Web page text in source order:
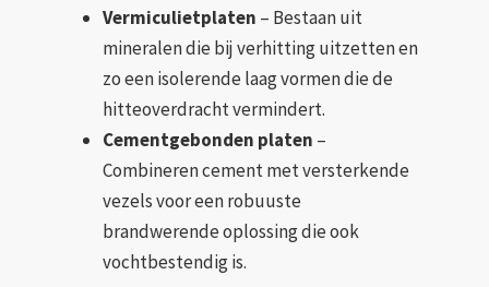
Vermiculietplaten – Bestaan uit
mineralen die bij verhitting uitzetten en
zo een isolerende laag vormen die de
hitteoverdracht vermindert.
Cementgebonden platen –
Combineren cement met versterkende
vezels voor een robuuste
brandwerende oplossing die ook
vochtbestendig is.